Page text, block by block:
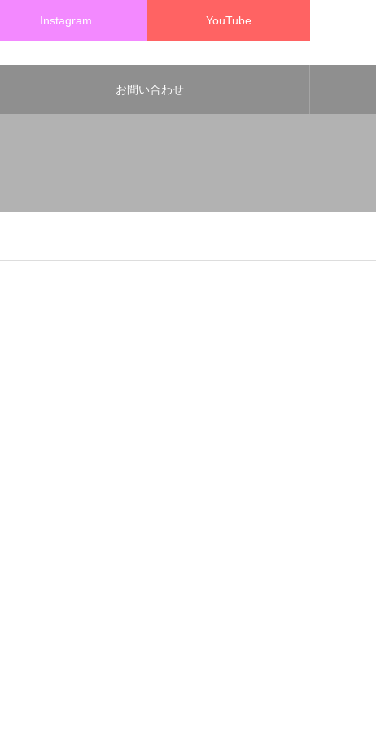
Instagram YouTube
お問い合わせ